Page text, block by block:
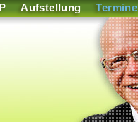
Aufstellung Termine